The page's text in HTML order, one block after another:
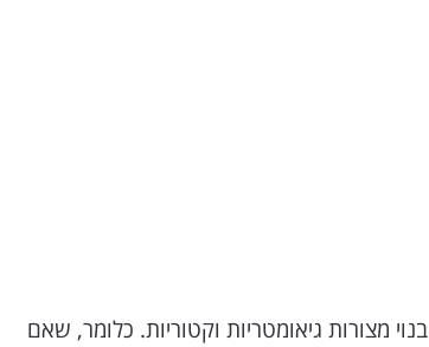
מצורות גיאומטריות וקטוריות. כלומר, שאם